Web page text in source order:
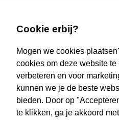
Cookie erbij?
Mogen we cookies
cookies om deze website te
verbeteren en voor
kunnen we je de beste
bieden. Door op
te klikken, ga je akkoord
Aanmelden
Dollard College
Over ons
Regelingen